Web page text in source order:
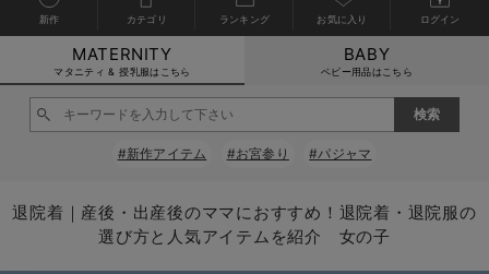
マタニティウェア全て
マタニティ ワンピース
マタニティ スカート
マタニティ 下着・インナー全て
授乳ブラ・マタニティブラ（マタニティインナー・産後用品）
妊婦帯・腹帯・産前ガードル
授乳服全て
マタニティ フォーマル全て
マタニティ スーツ
マタニティ ドレス（結婚式・お呼ばれ）
授乳用品全て
妊婦用 抱き枕・授乳クッション
マタニティレッグウェア全て
マタニティストッキング・タイツ
マタニティ ボディケア全て
アウトレット全て
【アウトレット】ワンピース
【アウトレット】ボトムス
特集全て
見えてもカワイイ
再入荷全て
再入荷｜インナー
戻る
送料無料アイテム全て
ワンピース
パンツ
戻る
ブラキャミ おまとめ
戻る
【37周年祭セール】
【37周年祭セール】
戻る
気温差別オススメア
【15℃】3月下旬～
戻る
動きやすく着回しで
戻る
強撚スムース(コスパ
戻る
マタニティウェア
【おまとめ割】パジ
戻る
こだわりの履き心地
カジュアル
レギンス
戻る
ジャケット派
きれいめスカート派
戻る
出産準備応援割全て
マタニティパジャマ
ベビー
戻る
【オフィスカジュア
戻る
レギンスタイプ
戻る
【フォーマル】ワン
【フォーマル】トッ
戻る
【ベビー】長袖
【ベビー】グッズ
戻る
ハンカチ
コンビ肌着
戻る
快適ウェア10%OFF
戻る
春のマタニティワン
セットアップ・ レイ
Iライン ・タイトシル
戻る
Gift Selection 出産
〜3,000円（税込）
〜10,000円（税込）
戻る
冬の冷え対策インナ
薄くてあったか
腹巻・ひざ上パンツ
戻る
入院準備の持ち物チ
入院してすぐ使うグ
産後に使うグッズ
戻る
冬のあったか特集全て
【冬のあったか特集
【冬のあったか特集
新作 カテゴリ ランキング お気に入り ログイン
MATERNITY
マタニティ & 授乳服はこちら
BABY
ベビー用品はこちら
#新作アイテム #お宮参り #パジャマ
退院着｜産後・出産後のママにおすすめ！退院着・退院服の
選び方と人気アイテムを紹介 女の子
カートに入れる
閉じる